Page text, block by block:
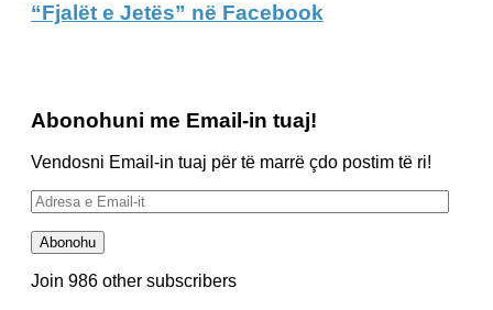
“Fjalët e Jetës” në Facebook
Abonohuni me Email-in tuaj!
Vendosni Email-in tuaj për të marrë çdo postim të ri!
Adresa
e
Email-
it
Abonohu
Join 986 other subscribers